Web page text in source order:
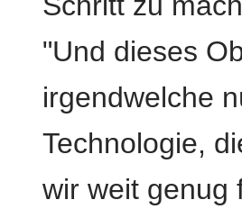
"Und dieses
irgendwelche
Technologie,
wir weit genug